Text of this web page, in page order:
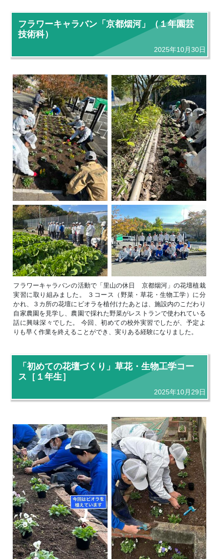
フラワーキャラバン「京都烟河」（１年園芸
技術科）
2025年10月30日
フラワーキャラバンの活動で「里山の休日 京都烟河」の花壇植栽
実習に取り組みました。 ３コース（野菜・草花・生物工学）に分
かれ、３カ所の花壇にビオラを植付けたあとは、施設内のこだわり
自家農園を見学し、農園で採れた野菜がレストランで使われている
話に興味深々でした。 今回、初めての校外実習でしたが、予定よ
りも早く作業を終えることができ、実りある経験になりました。
「初めての花壇づくり」草花・生物工学コー
ス［１年生］
2025年10月29日